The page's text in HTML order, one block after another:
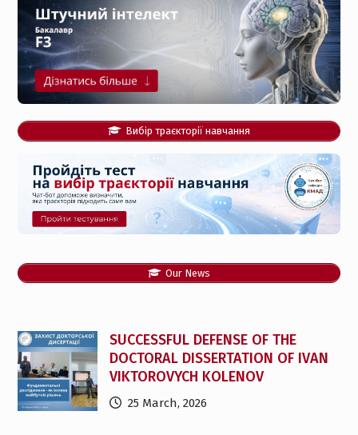
Вибір траєкторії навчання
Our News
SUCCESSFUL DEFENSE OF THE
DOCTORAL DISSERTATION OF IVAN
VIKTOROVYCH KOLENOV
25 March, 2026